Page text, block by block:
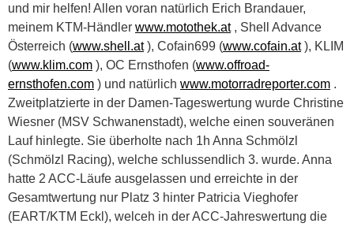
und mir helfen! Allen voran natürlich Erich Brandauer,
meinem KTM-Händler www.motothek.at, Shell Advance
Österreich (www.shell.at), Cofain699 (www.cofain.at), KLIM
(www.klim.com ), OC Ernsthofen (www.offroad-
ernsthofen.com ) und natürlich www.motorradreporter.com .
Zweitplatzierte in der Damen-Tageswertung wurde Christine
Wiesner (MSV Schwanenstadt), welche einen souveränen
Lauf hinlegte. Sie überholte nach 1h Anna Schmölzl
(Schmölzl Racing), welche schlussendlich 3. wurde. Anna
hatte 2 ACC-Läufe ausgelassen und erreichte in der
Gesamtwertung nur Platz 3 hinter Patricia Vieghofer
(EART/KTM Eckl), welceh in der ACC-Jahreswertung die